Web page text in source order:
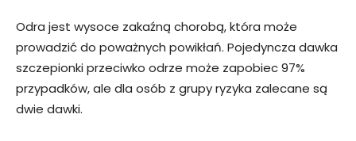
Odra jest wysoce zakaźną chorobą, która może
prowadzić do poważnych powikłań. Pojedyncza dawka
szczepionki przeciwko odrze może zapobiec 97%
przypadków, ale dla osób z grupy ryzyka zalecane są
dwie dawki.